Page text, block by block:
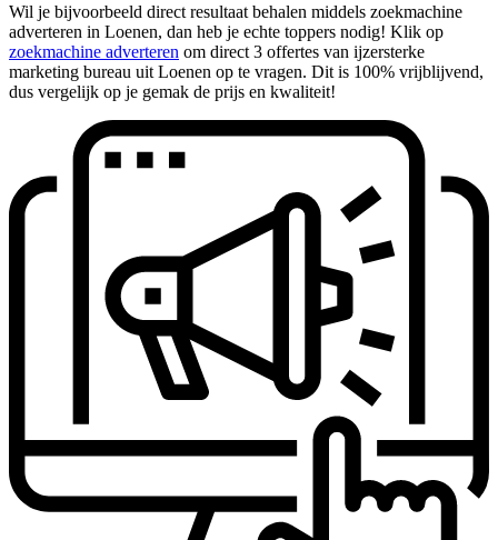
Wil je bijvoorbeeld direct resultaat behalen middels zoekmachine
adverteren in Loenen, dan heb je echte toppers nodig! Klik op
zoekmachine adverteren om direct 3 offertes van ijzersterke
marketing bureau uit Loenen op te vragen. Dit is 100% vrijblijvend,
dus vergelijk op je gemak de prijs en kwaliteit!